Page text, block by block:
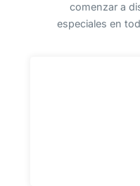
comenzar a
especiales en